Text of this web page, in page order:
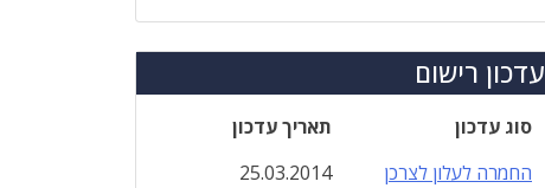
עדכון רישום
סוג עדכון
תאריך עדכון
החמרה לעלון לצרכן
25.03.2014